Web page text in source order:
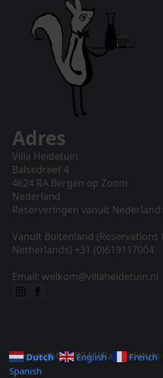
Adres
Villa Heidetuin
Balsedreef 4
4624 RA Bergen op Zoom
Nederland
Reserveringen vanuit
Vanuit Buitenland
Netherlands) +31 (0)619117004
Email: welkom@villaheidetuin.nl
Copyright ©2024 Villa Heidetuin
Dutch English French
Spanish